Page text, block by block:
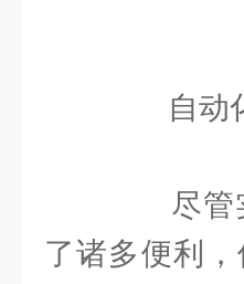
自动化
尽管实
了诸多便利